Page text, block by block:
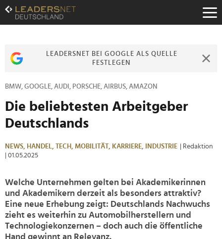
Zum
Inhalt
Zur
Zur
LEADERSNET BEI GOOGLE ALS QUELLE
FESTLEGEN
BMW, GOOGLE, AUDI, PORSCHE, AIRBUS, AMAZON
Die beliebtesten Arbeitgeber
Deutschlands
NEWS, HANDEL, TECH, MOBILITÄT, KARRIERE, INDUSTRIE
| Redaktion
| 01.05.2025
Welche Unternehmen gelten bei Akademikerinnen
und Akademikern derzeit als besonders attraktiv?
Eine neue Erhebung zeigt: Deutschlands Nachwuchs
zieht es weiterhin zu Automobilherstellern und
Technologiekonzernen – doch auch die öffentliche
Hand gewinnt an Relevanz.